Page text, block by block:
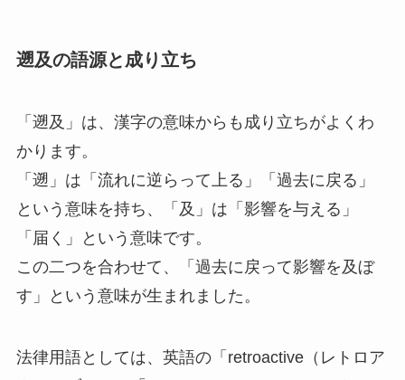
遡及の語源と成り立ち
「遡及」は、漢字の意味からも成り立ちがよくわ
かります。
「遡」は「流れに逆らって上る」「過去に戻る」
という意味を持ち、「及」は「影響を与える」
「届く」という意味です。
この二つを合わせて、「過去に戻って影響を及ぼ
す」という意味が生まれました。
法律用語としては、英語の「retroactive（レトロア